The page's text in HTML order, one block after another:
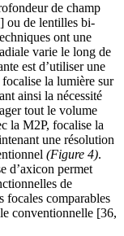
de champ
ou de lentilles bi-
ont une
varie le long de
est d’utiliser une
la lumière sur
ainsi la nécessité
tout le volume
la M2P, focalise la
une résolution
(Figure 4).
d’axicon permet
de
focales comparables
conventionnelle [36,